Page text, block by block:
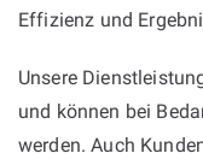
Effizienz und
Unsere
und können bei
werden. Auch